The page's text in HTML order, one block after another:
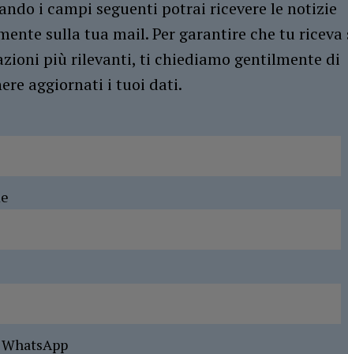
i campi seguenti potrai ricevere le notizie
sulla tua mail. Per garantire che tu riceva
più rilevanti, ti chiediamo gentilmente di
aggiornati i tuoi dati.